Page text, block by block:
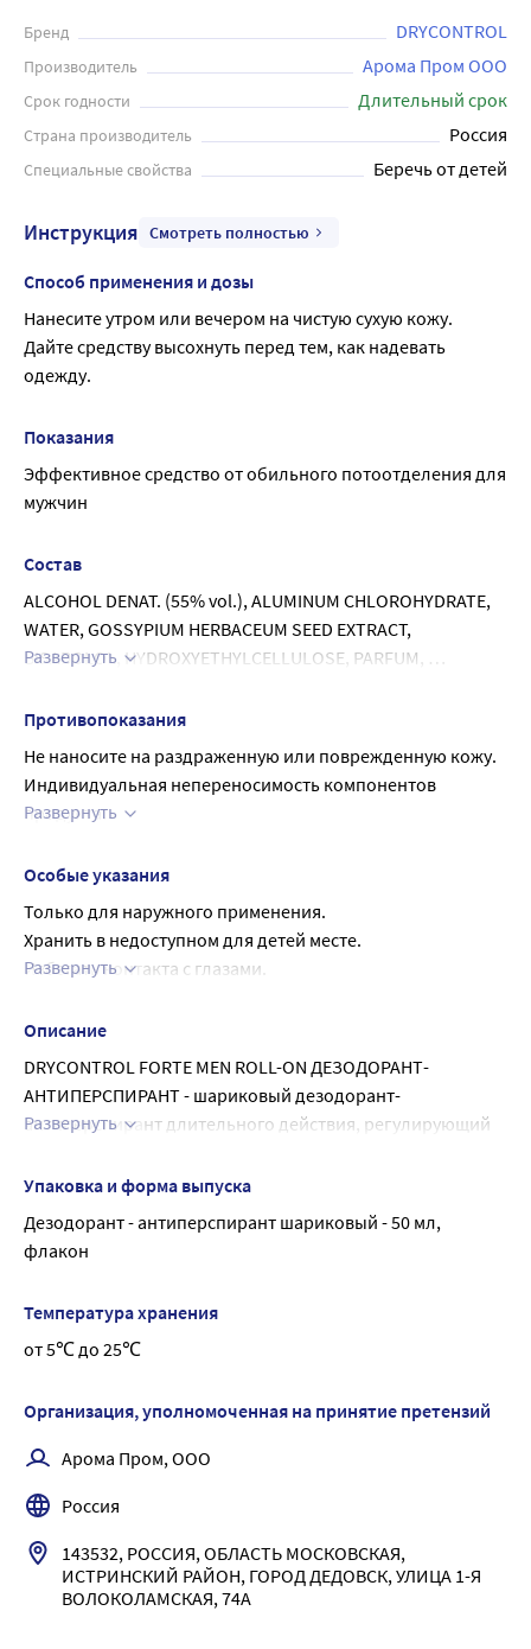
Бренд DRYCONTROL
Производитель Арома Пром ООО
Срок годности Длительный срок
Страна производитель Россия
Специальные свойства Беречь от детей
Инструкция Смотреть полностью
Способ применения и дозы
Нанесите утром или вечером на чистую сухую кожу.
Дайте средству высохнуть перед тем, как надевать
одежду.
Показания
Эффективное средство от обильного потоотделения для
мужчин
Состав
ALCOHOL DENAT. (55% vol.), ALUMINUM CHLOROHYDRATE,
WATER, GOSSYPIUM HERBACEUM SEED EXTRACT,
BISABOLOL, HYDROXYETHYLCELLULOSE, PARFUM,
Развернуть
Противопоказания
Не наносите на раздраженную или поврежденную кожу.
Индивидуальная непереносимость компонентов
продукта.
аллергических реакций прекратить использование.
Развернуть
Особые указания
Только для наружного применения.
Хранить в недоступном для детей месте.
Избегать контакта с глазами.
Развернуть
Описание
DRYCONTROL FORTE MEN ROLL-ON ДЕЗОДОРАНТ-
АНТИПЕРСПИРАНТ - шариковый дезодорант-
антиперспирант длительного действия, регулирующий
ситуациях.
Внешний вид и свойства: бесцветная прозрачная
жидкость с легким, освежающим запахом
Возраст: с 16 лет
регулярном использовании снижают интенсивность
потоотделения и устраняют запах на протяжении всего
легкий приятный аромат.
Усиленная формула против запаха. Не оставляет следов
на одежде после полного высыхания.
Результат: Потоотделение нормализовано, запах пота
отсутствует на протяжении всего дня и более.
Развернуть
Упаковка и форма выпуска
Дезодорант - антиперспирант шариковый - 50 мл,
флакон
Температура хранения
от 5℃ до 25℃
Организация, уполномоченная на принятие претензий
Арома Пром, ООО
Россия
143532, РОССИЯ, ОБЛАСТЬ МОСКОВСКАЯ,
ИСТРИНСКИЙ РАЙОН, ГОРОД ДЕДОВСК, УЛИЦА 1-Я
ВОЛОКОЛАМСКАЯ, 74А